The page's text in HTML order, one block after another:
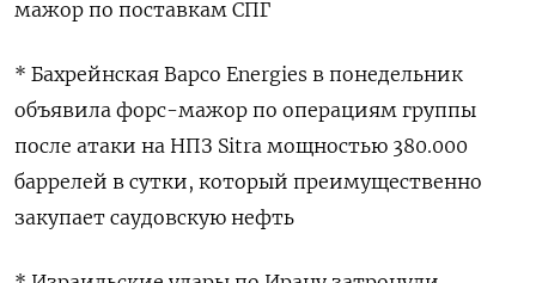
мажор по поставкам СПГ
* Бахрейнская Bapco Energies в понедельник
объявила форс-мажор по операциям группы
после атаки на ​НПЗ Sitra мощностью 380.000
баррелей в сутки, который ​преимущественно
закупает саудовскую нефть